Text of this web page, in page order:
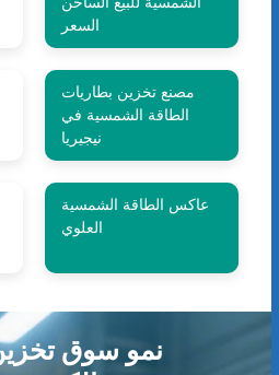
السعر
مصنع تخزين بطاريات
الطاقة الشمسية في
نيجيريا
عاكس الطاقة الشمسية
العلوي
نمو سوق